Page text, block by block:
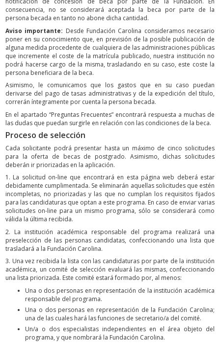
consecuencia, no se considerará aceptada la beca por parte de la
persona becada en tanto no abone dicha cantidad.
Aviso importante: Desde Fundación Carolina consideramos necesario
poner en su conocimiento que, en previsión de la posible publicación de
alguna medida procedente de cualquiera de las administraciones públicas
que incremente el coste de la matrícula publicado, nuestra institución no
podrá hacerse cargo de la misma, trasladando en su caso, este coste la
persona beneficiara de la beca.
Asimismo, le comunicamos que los gastos que en su caso puedan
derivarse del pago de tasas administrativas y de la expedición del título,
correrán íntegramente por cuenta la persona becada.
En el apartado “Preguntas Frecuentes” encontrará respuesta a muchas de
las dudas que puedan surgirle en relación con las condiciones de la beca.
Proceso de selección
Cada solicitante podrá presentar hasta un máximo de cinco solicitudes
para la oferta de becas de postgrado. Asimismo, dichas solicitudes
deberán ir priorizadas en la aplicación.
1. La solicitud on-line que encontrará en esta página web deberá estar
debidamente cumplimentada. Se eliminarán aquellas solicitudes que estén
incompletas, no priorizadas y las que no cumplan los requisitos fijados
para las candidaturas que optan a este programa. En caso de enviar varias
solicitudes on-line para un mismo programa, sólo se considerará como
válida la última recibida.
2. La institución académica responsable del programa realizará una
preselección de las personas candidatas, confeccionando una lista que
trasladará a la Fundación Carolina.
3. Una vez recibida la lista con las candidaturas por parte de la institución
académica, un comité de selección evaluará las mismas, confeccionando
una lista priorizada. Este comité estará formado por, al menos:
Una o dos personas en representación de la institución académica
responsable del programa.
Una o dos personas en representación de la Fundación Carolina;
una de las cuales hará las funciones de secretario/a del comité.
Un/a o dos especialistas independientes en el área objeto del
programa, y que nombrará la Fundación Carolina.